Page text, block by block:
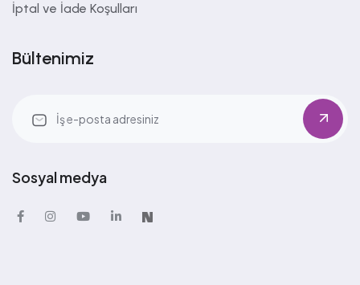
İptal ve İade Koşulları
Bültenimiz
Sosyal medya